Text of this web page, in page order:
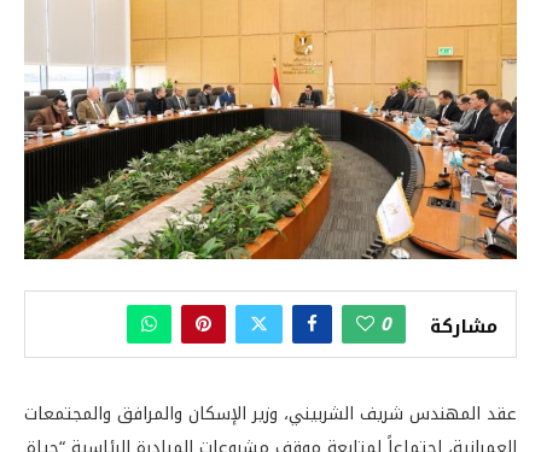
مشاركة 0
عقد المهندس شريف الشربيني، وزير الإسكان والمرافق والمجتمعات